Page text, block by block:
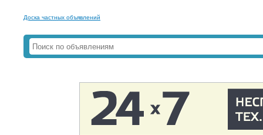
Доска частных объявлений